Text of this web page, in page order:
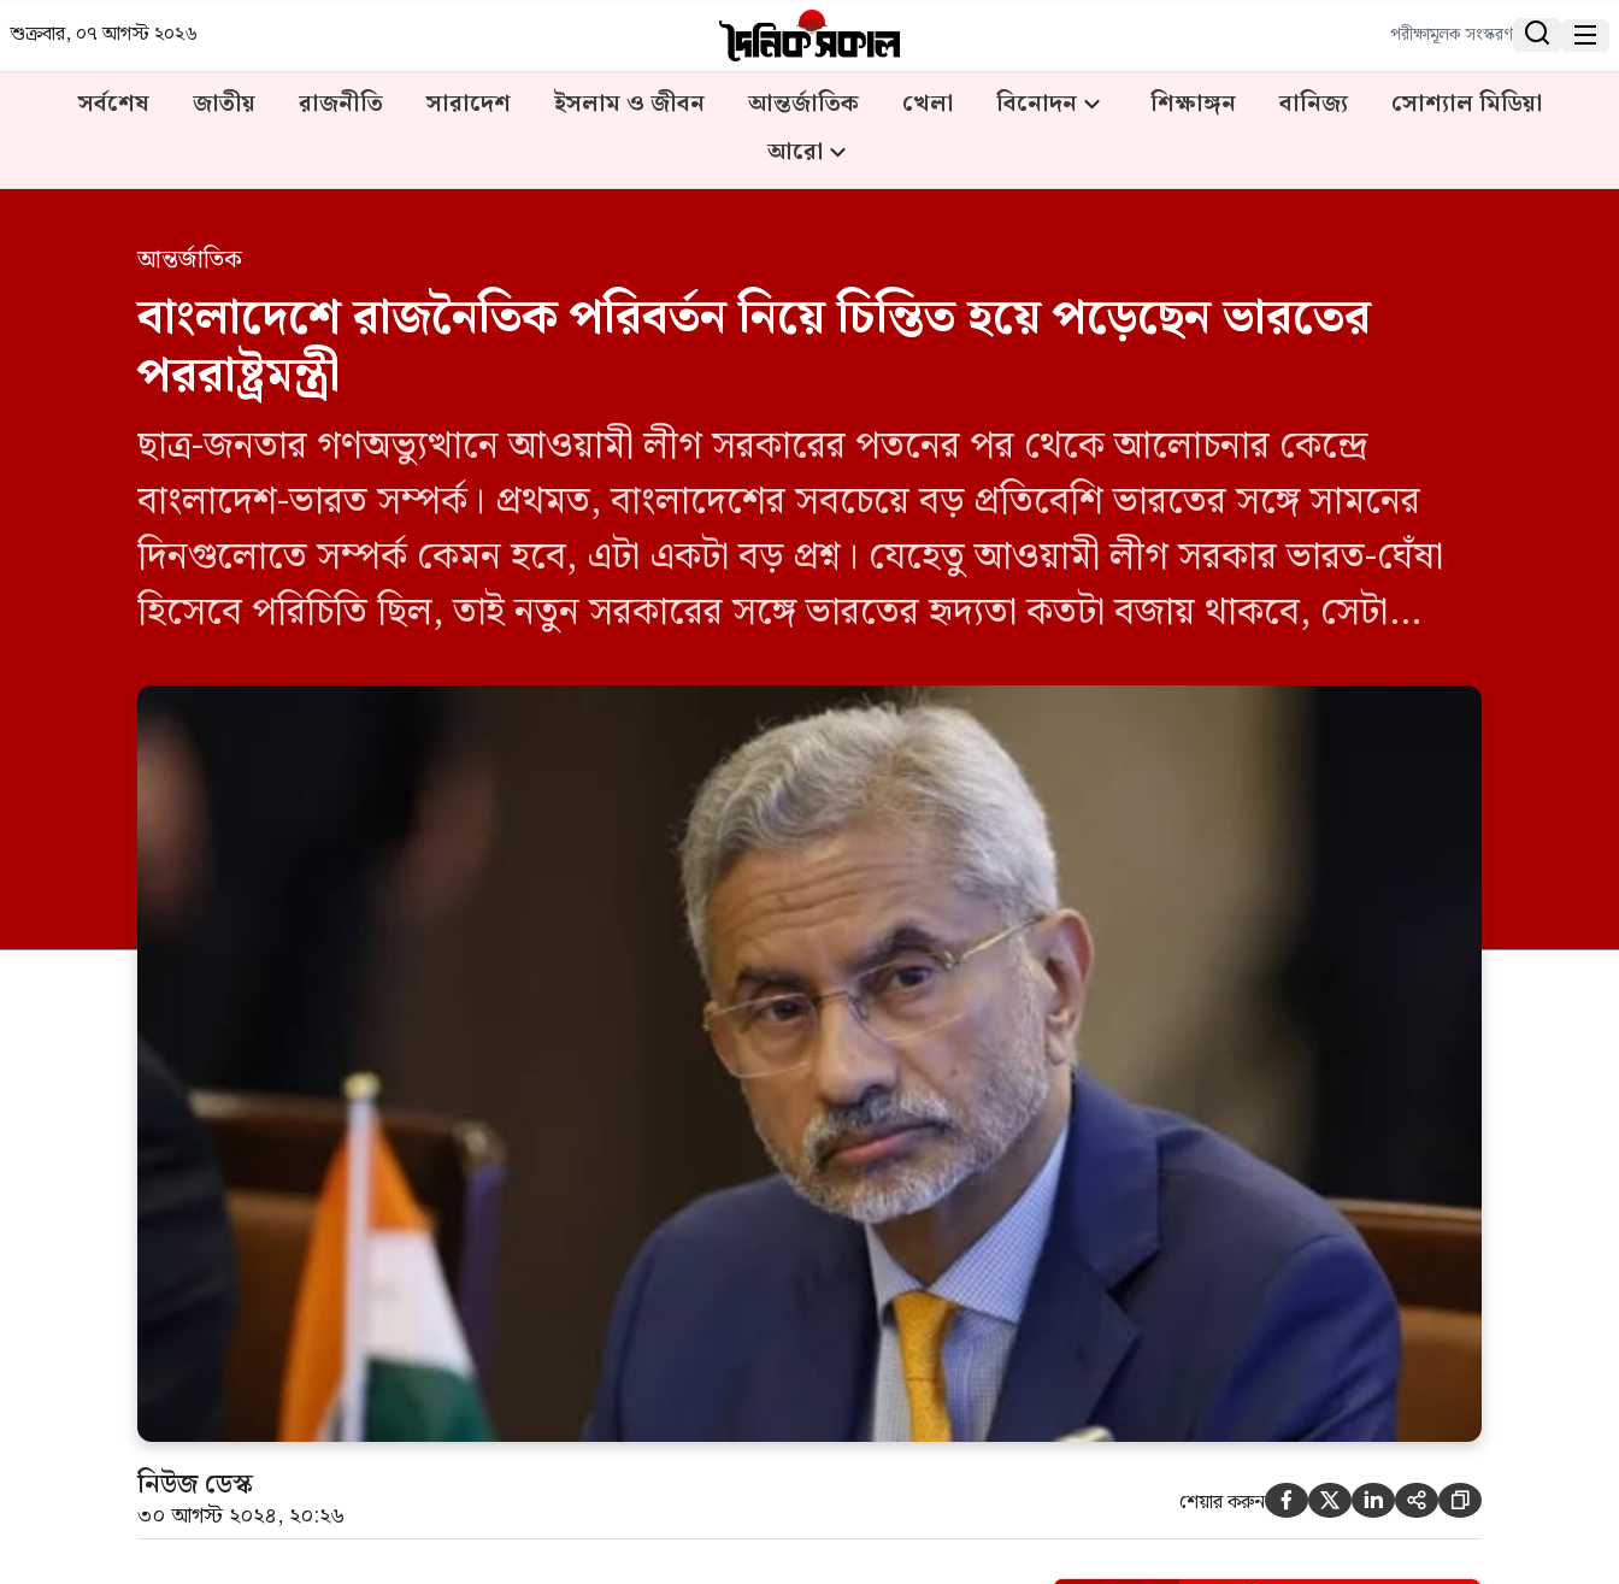
শুক্রবার, ০৭ আগস্ট ২০২৬ পরীক্ষামূলক সংস্করণ  
সর্বশেষ জাতীয় রাজনীতি সারাদেশ ইসলাম ও জীবন আন্তর্জাতিক খেলা বিনোদন শিক্ষাঙ্গন বানিজ্য
সোশ্যাল মিডিয়া
আরো
আন্তর্জাতিক
বাংলাদেশে রাজনৈতিক পরিবর্তন নিয়ে চিন্তিত হয়ে পড়েছেন ভারতের
পররাষ্ট্রমন্ত্রী
ছাত্র-জনতার গণঅভ্যুত্থানে আওয়ামী লীগ সরকারের পতনের পর থেকে আলোচনার কেন্দ্রে
বাংলাদেশ-ভারত সম্পর্ক। প্রথমত, বাংলাদেশের সবচেয়ে বড় প্রতিবেশি ভারতের সঙ্গে সামনের
দিনগুলোতে সম্পর্ক কেমন হবে, এটা একটা বড় প্রশ্ন। যেহেতু আওয়ামী লীগ সরকার ভারত-ঘেঁষা
হিসেবে পরিচিতি ছিল, তাই নতুন সরকারের সঙ্গে ভারতের হৃদ্যতা কতটা বজায় থাকবে, সেটা
নিউজ ডেস্ক
৩০ আগস্ট ২০২৪, ২০:২৬ শেয়ার করুন     